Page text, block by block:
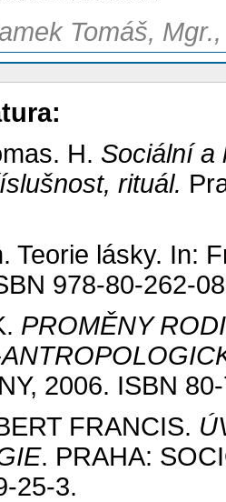
Tomáš,
H. Sociální a
rituál.
Teorie lásky. In:
978-80-262-
PROMĚNY
2006. ISBN
FRANCIS.
. PRAHA:
25-3.